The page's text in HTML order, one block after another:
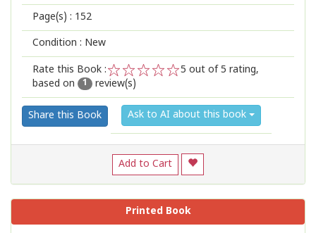
Page(s) : 152
Condition : New
Rate this Book :
2
1
5 out of 5 rating,
based on
1 review(s)
Share this Book Ask to AI about this book
Add to Cart
Printed Book